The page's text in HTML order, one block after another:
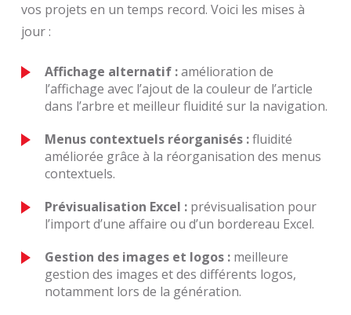
vos projets en un temps record. Voici les mises à
jour :
Affichage alternatif :amélioration de
l’affichage avec l’ajout de la couleur de l’article
dans l’arbre et meilleur fluidité sur la navigation.
Menus contextuels réorganisés :fluidité
améliorée grâce à la réorganisation des menus
contextuels.
Prévisualisation Excel :prévisualisation pour
l’import d’une affaire ou d’un bordereau Excel.
Gestion des images et logos :meilleure
gestion des images et des différents logos,
notamment lors de la génération.